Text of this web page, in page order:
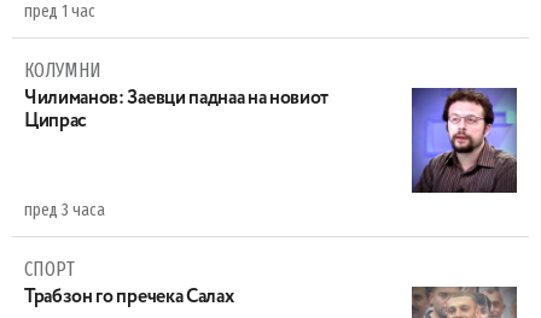
пред 1 час
КОЛУМНИ
Чилиманов: Заевци паднаа на новиот
Ципрас
пред 3 часа
СПОРТ
Трабзон го пречека Салах